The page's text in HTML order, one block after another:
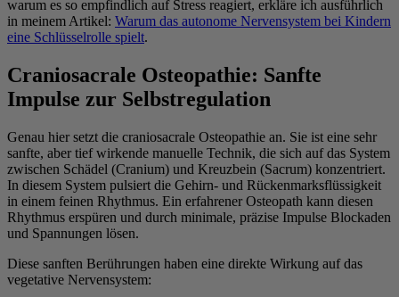
warum es so empfindlich auf Stress reagiert, erkläre ich ausführlich
in meinem Artikel: Warum das autonome Nervensystem bei Kindern
eine Schlüsselrolle spielt.
Craniosacrale Osteopathie: Sanfte
Impulse zur Selbstregulation
Genau hier setzt die craniosacrale Osteopathie an. Sie ist eine sehr
sanfte, aber tief wirkende manuelle Technik, die sich auf das System
zwischen Schädel (Cranium) und Kreuzbein (Sacrum) konzentriert.
In diesem System pulsiert die Gehirn- und Rückenmarksflüssigkeit
in einem feinen Rhythmus. Ein erfahrener Osteopath kann diesen
Rhythmus erspüren und durch minimale, präzise Impulse Blockaden
und Spannungen lösen.
Diese sanften Berührungen haben eine direkte Wirkung auf das
vegetative Nervensystem: